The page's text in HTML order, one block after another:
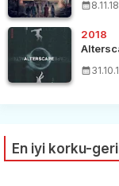
8.11.18
2018
En iyi korku-